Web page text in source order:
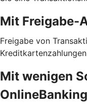
Mit Freigabe-
Freigabe von
Mit wenigen
OnlineBanking